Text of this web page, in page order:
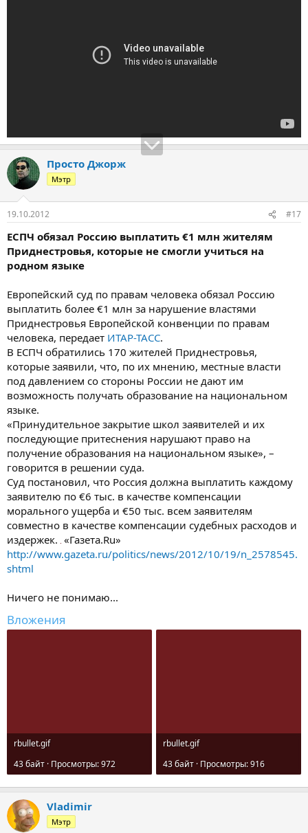
Просто Джорж
Мэтр
19.10.2012 #17
ЕСПЧ обязал Россию выплатить €1 млн жителям
Приднестровья, которые не смогли учиться на
родном языке
Европейский суд по правам человека обязал Россию
выплатить более €1 млн за нарушение властями
Приднестровья Европейской конвенции по правам
человека, передает ИТАР-ТАСС.
В ЕСПЧ обратились 170 жителей Приднестровья,
которые заявили, что, по их мнению, местные власти
под давлением со стороны России не дают им
возможность получать образование на национальном
языке.
«Принудительное закрытие школ заявителей и их
последующие притеснения нарушают право на
получение образования на национальном языке», –
говорится в решении суда.
Суд постановил, что Россия должна выплатить каждому
заявителю по €6 тыс. в качестве компенсации
морального ущерба и €50 тыс. всем заявителям
совместно в качестве компенсации судебных расходов и
издержек. «Газета.Ru»
http://www.gazeta.ru/politics/news/2012/10/19/n_2578545.
shtml
Ничего не понимаю...
Вложения
rbullet.gif
43 байт · Просмотры: 972
rbullet.gif
43 байт · Просмотры: 916
Vladimir
Мэтр